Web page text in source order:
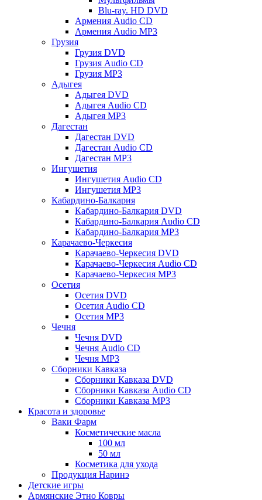
Blu-ray. HD DVD
Армения Audio CD
Армения Audio MP3
Грузия
Грузия DVD
Грузия Audio CD
Грузия MP3
Адыгея
Адыгея DVD
Адыгея Audio CD
Адыгея MP3
Дагестан
Дагестан DVD
Дагестан Audio CD
Дагестан MP3
Ингушетия
Ингушетия Audio CD
Ингушетия MP3
Кабардино-Балкария
Кабардино-Балкария DVD
Кабардино-Балкария Audio CD
Кабардино-Балкария MP3
Карачаево-Черкесия
Карачаево-Черкесия DVD
Карачаево-Черкесия Audio CD
Карачаево-Черкесия MP3
Осетия
Осетия DVD
Осетия Audio CD
Осетия MP3
Чечня
Чечня DVD
Чечня Audio CD
Чечня MP3
Сборники Кавказа
Сборники Кавказа DVD
Сборники Кавказа Audio CD
Сборники Кавказа MP3
Красота и здоровье
Ваки Фарм
Косметические масла
100 мл
50 мл
Косметика для ухода
Продукция Наринэ
Детские игры
Армянские Этно Ковры